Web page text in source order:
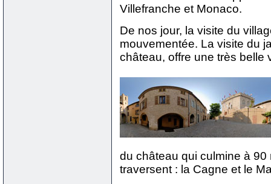
Villefranche et Monaco.
De nos jour, la visite du
mouvementée. La visite du
château, offre une très belle
du château qui culmine à 90
traversent : la Cagne et le